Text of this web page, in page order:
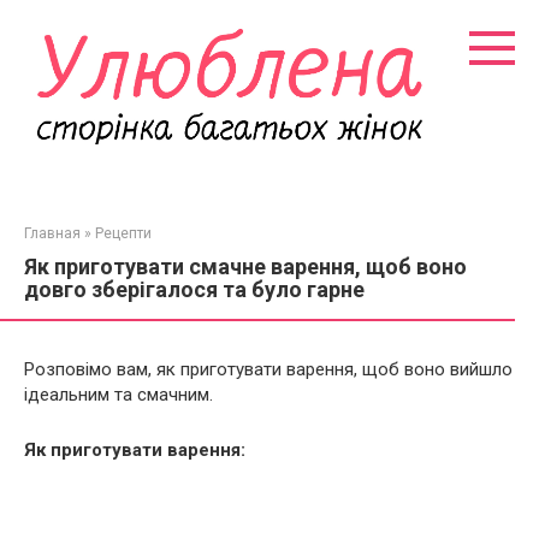
контенту
Главная » Рецепти
Як приготувати смачне варення, щоб воно
довго зберігалося та було гарне
Розповімо вам, як приготувати варення, щоб воно вийшло
ідеальним та смачним.
Як приготувати варення: